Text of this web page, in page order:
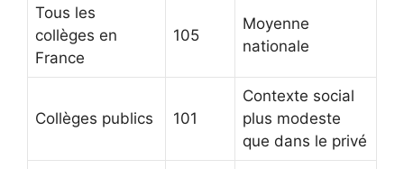
Tous les
collèges en
France
105
Moyenne
nationale
Collèges publics 101
Contexte social
plus modeste
que dans le privé